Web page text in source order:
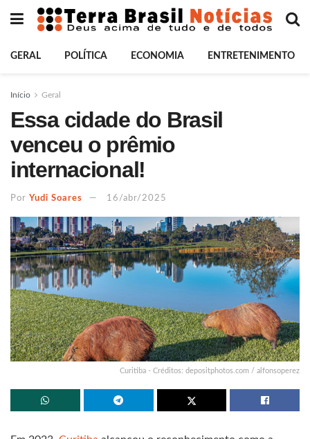
GERAL POLÍTICA ECONOMIA ENTRETENIMENTO
Início Geral
Essa cidade do Brasil
venceu o prêmio
internacional!
Por Yudi Soares 16/abr/2025
Curitiba - Créditos: depositphotos.com / alfonsoperez